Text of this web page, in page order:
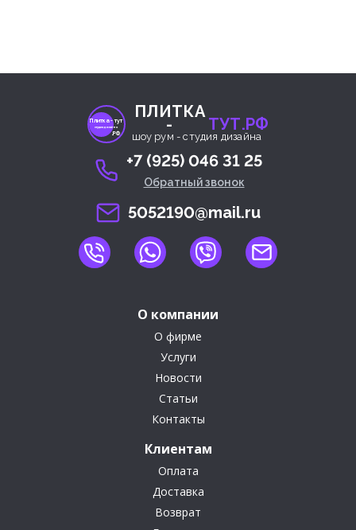
ПЛИТКА
- ТУТ.РФ
шоу рум - студия дизайна
Плитка- тут
студия дизайна
.РФ
+7 (925) 046 31 25
Обратный звонок
5052190@mail.ru
О компании
О фирме
Услуги
Новости
Статьи
Контакты
Клиентам
Оплата
Доставка
Возврат